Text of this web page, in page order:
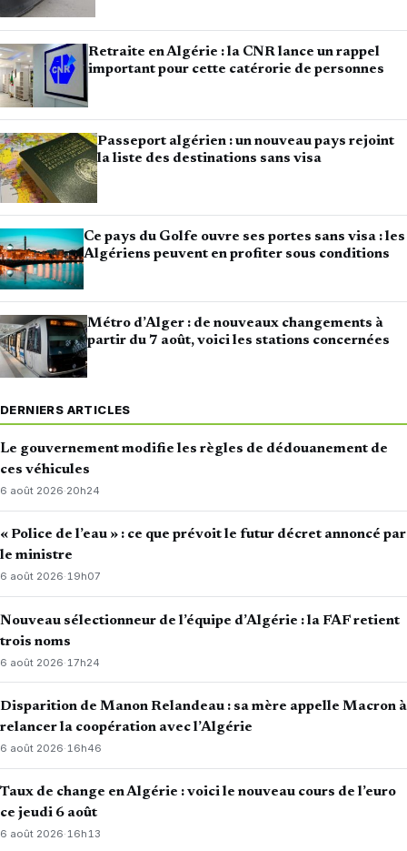
Retraite en Algérie : la CNR lance un rappel
important pour cette catérorie de personnes
Passeport algérien : un nouveau pays rejoint
la liste des destinations sans visa
Ce pays du Golfe ouvre ses portes sans visa : les
Algériens peuvent en profiter sous conditions
Métro d’Alger : de nouveaux changements à
partir du 7 août, voici les stations concernées
DERNIERS ARTICLES
Le gouvernement modifie les règles de dédouanement de
ces véhicules
6 août 2026·20h24
« Police de l’eau » : ce que prévoit le futur décret annoncé par
le ministre
6 août 2026·19h07
Nouveau sélectionneur de l’équipe d’Algérie : la FAF retient
trois noms
6 août 2026· 17h24
Disparition de Manon Relandeau : sa mère appelle Macron à
relancer la coopération avec l’Algérie
6 août 2026·16h46
Taux de change en Algérie : voici le nouveau cours de l’euro
ce jeudi 6 août
6 août 2026·16h13